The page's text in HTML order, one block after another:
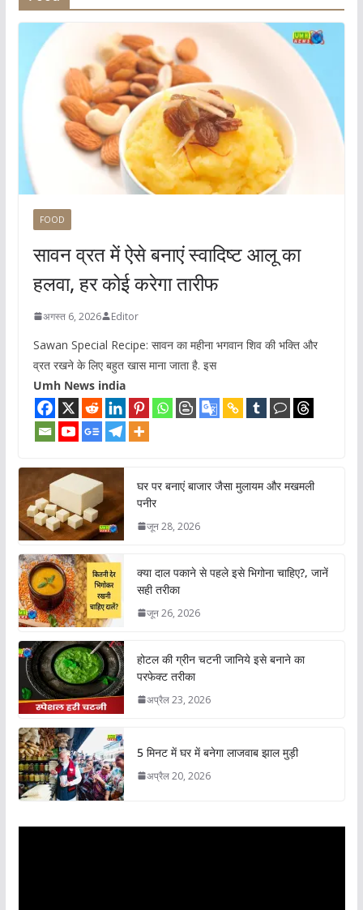
FOOD
सावन व्रत में ऐसे बनाएं स्वादिष्ट आलू का
हलवा, हर कोई करेगा तारीफ
अगस्त 6, 2026 Editor
Sawan Special Recipe: सावन का महीना भगवान शिव की भक्ति और
व्रत रखने के लिए बहुत खास माना जाता है. इस
Umh News india
घर पर बनाएं बाजार जैसा मुलायम और मखमली
पनीर
जून 28, 2026
क्या दाल पकाने से पहले इसे भिगोना चाहिए?, जानें
सही तरीका
जून 26, 2026
होटल की ग्रीन चटनी जानिये इसे बनाने का
परफेक्ट तरीका
अप्रैल 23, 2026
5 मिनट में घर में बनेगा लाजवाब झाल मुड़ी
अप्रैल 20, 2026